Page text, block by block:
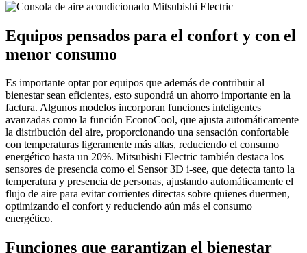
Equipos pensados para el confort y con el
menor consumo
Es importante optar por equipos que además de contribuir al
bienestar sean eficientes, esto supondrá un ahorro importante en la
factura. Algunos modelos incorporan funciones inteligentes
avanzadas como la función EconoCool, que ajusta automáticamente
la distribución del aire, proporcionando una sensación confortable
con temperaturas ligeramente más altas, reduciendo el consumo
energético hasta un 20%. Mitsubishi Electric también destaca los
sensores de presencia como el Sensor 3D i-see, que detecta tanto la
temperatura y presencia de personas, ajustando automáticamente el
flujo de aire para evitar corrientes directas sobre quienes duermen,
optimizando el confort y reduciendo aún más el consumo
energético.
Funciones que garantizan el bienestar